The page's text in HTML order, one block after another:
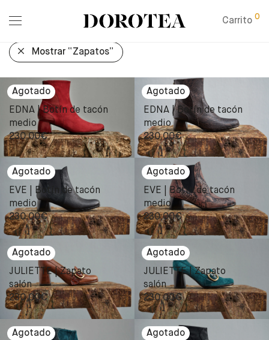
Carrito 0
Mostrar “Zapatos”
EDNA | Botín de tacón
medio
230,00€
EDNA | Botín de tacón
medio
230,00€
EVE | Botín de tacón
medio
230,00€
EVE | Botín de tacón
medio
230,00€
JULIETTE | Zapato
salón
230,00€
JULIETTE | Zapato
salón
230,00€